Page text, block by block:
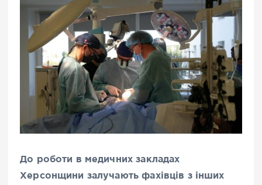
До роботи в медичних закладах
Херсонщини залучають фахівців з інших